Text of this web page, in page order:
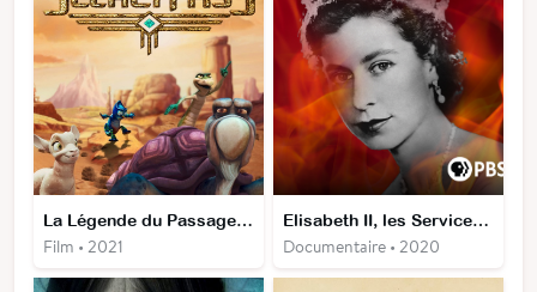
La Légende du Passage Secret
Film • 2021
Elisabeth II, les Services Secrets et le Chah
Documentaire • 2020